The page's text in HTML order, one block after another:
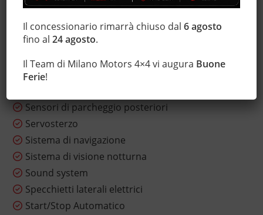
Monitoraggio pressione pneumatici
MP3
Portellone posteriore elettrico
Regolazione elettrica sedili
Sensore di luce
Sensori di parcheggio posteriori
Servosterzo
Sistema di navigazione
Sistema di visione notturna
Sound system
Specchietti laterali elettrici
Start/Stop Automatico
Il concessionario rimarrà chiuso dal6 agosto
fino al24 agosto.
Il Team di Milano Motors 4×4 vi augura Buone
Ferie!